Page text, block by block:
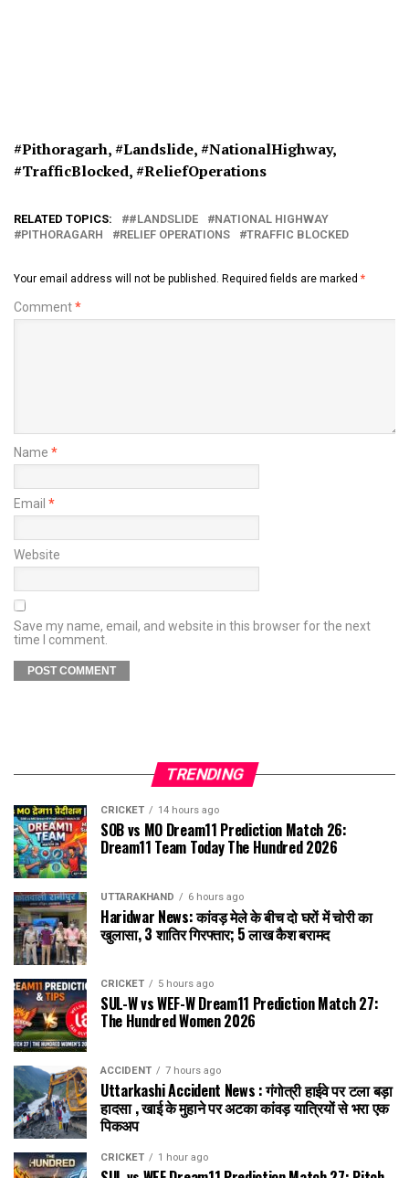
#Pithoragarh, #Landslide, #NationalHighway,
#TrafficBlocked, #ReliefOperations
RELATED TOPICS: #LANDSLIDE
NATIONAL HIGHWAY
PITHORAGARH
RELIEF OPERATIONS TRAFFIC BLOCKED
Your email address will not be published. Required fields are marked *
Comment*
Name *
Email *
Website
Save my name, email, and website in this browser for the next
time I comment.
TRENDING
CRICKET 14 hours ago
SOB vs MO Dream11 Prediction Match 26:
Dream11 Team Today The Hundred 2026
UTTARAKHAND 6 hours ago
Haridwar News: कांवड़ मेले के बीच दो घरों में चोरी का
खुलासा, 3 शातिर गिरफ्तार; ₹5 लाख कैश बरामद
CRICKET 5 hours ago
SUL-W vs WEF-W Dream11 Prediction Match 27:
The Hundred Women 2026
ACCIDENT 7 hours ago
Uttarkashi Accident News : गंगोत्री हाईवे पर टला बड़ा
हादसा , खाई के मुहाने पर अटका कांवड़ यात्रियों से भरा एक
पिकअप
CRICKET 1 hour ago